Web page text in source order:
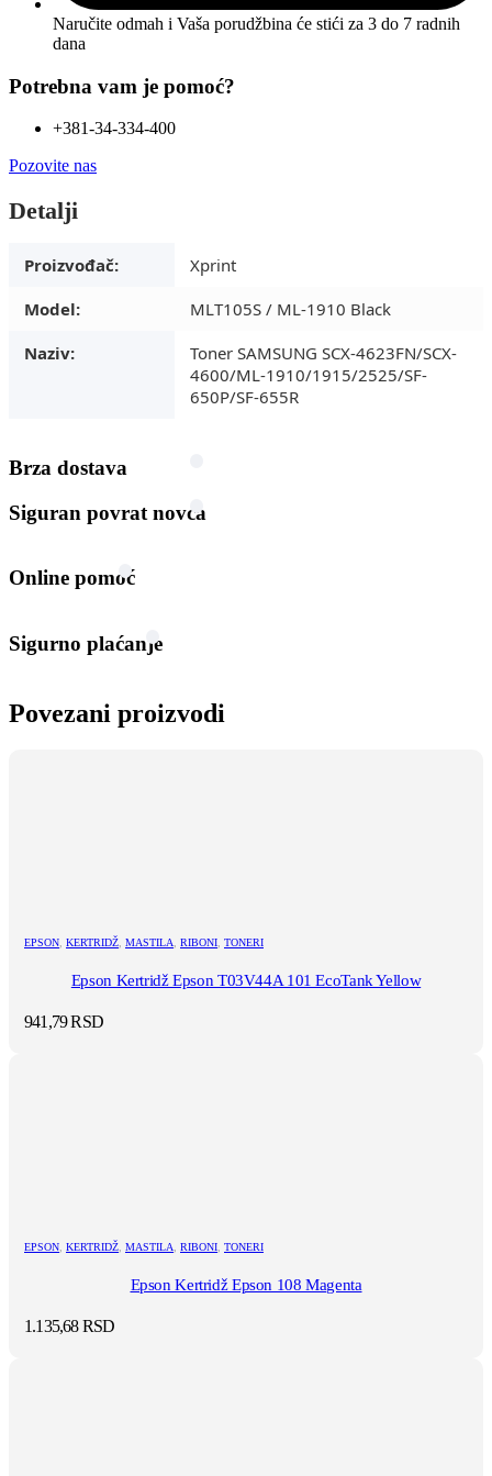
Naručite odmah i Vaša porudžbina će stići za 3 do 7 radnih
dana
Potrebna vam je pomoć?
+381-34-334-400
Pozovite nas
Detalji
Proizvođač:
Xprint
Model:
MLT105S / ML-1910 Black
Naziv:
Toner SAMSUNG SCX-4623FN/SCX-
4600/ML-1910/1915/2525/SF-
650P/SF-655R
Brza dostava
Siguran povrat novca
Online pomoć
Sigurno plaćanje
Povezani proizvodi
EPSON, KERTRIDŽ, MASTILA, RIBONI, TONERI
Epson Kertridž Epson T03V44A 101 EcoTank Yellow
941,79RSD
EPSON, KERTRIDŽ, MASTILA, RIBONI, TONERI
Epson Kertridž Epson 108 Magenta
1.135,68RSD